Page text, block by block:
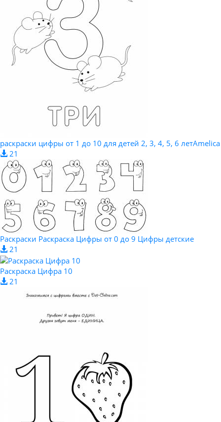
раскраски цифры от 1 до 10 для детей 2, 3, 4, 5, 6 летAmelica
21
Раскраски Раскраска Цифры от 0 до 9 Цифры детские
21
Раскраска Цифра 10
21